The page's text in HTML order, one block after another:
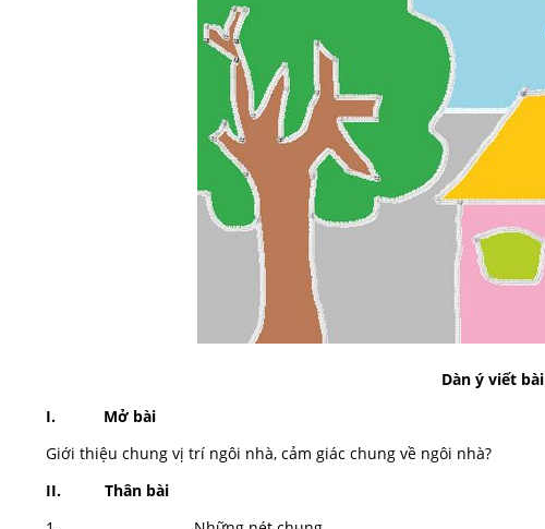
Dàn ý viết bài
I. Mở bài
Giới thiệu chung vị trí ngôi nhà, cảm giác chung về ngôi nhà?
II. Thân bài